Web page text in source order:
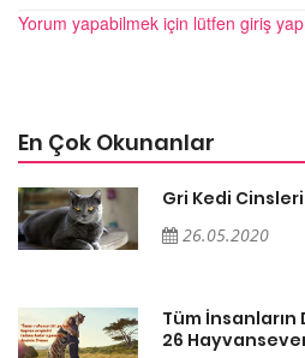
Yorum yapabilmek için lütfen giriş
En Çok Okunanlar
Gri Kedi
26.05.2020
Tüm İnsanların
26